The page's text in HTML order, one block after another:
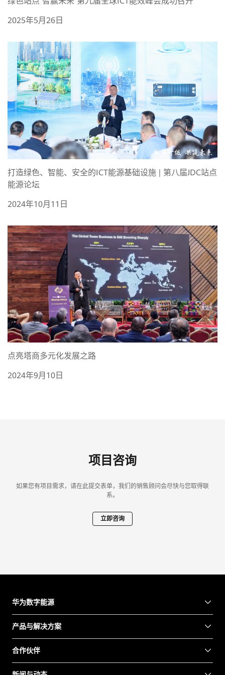
2025年5月26日
打造绿色、智能、安全的ICT能源基础设施 | 第八届JDC站点
能源论坛
2024年10月11日
点亮塔商多元化发展之路
2024年9月10日
项目咨询
如果您有项目需求，请在此提交表单，我们的销售顾问会尽快与您取得联
系。
立即咨询
华为数字能源
产品与解决方案
合作伙伴